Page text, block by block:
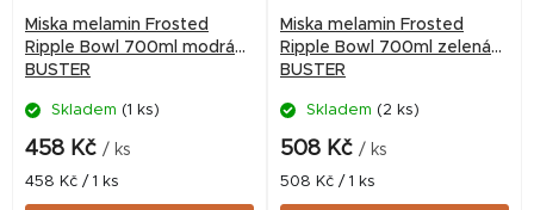
o
d
Miska melamin Frosted
Ripple Bowl 700ml modrá
BUSTER
Skladem (1 ks)
458 Kč / ks
Měrná
cena:
458 Kč / 1 ks
Miska melamin Frosted
Ripple Bowl 700ml zelená
BUSTER
Skladem (2 ks)
508 Kč / ks
Měrná
cena:
508 Kč / 1 ks